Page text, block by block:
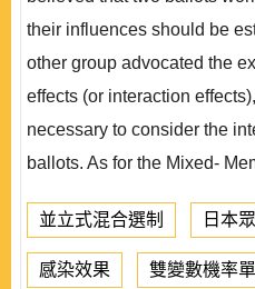
their influences should be
other group advocated the
effects (or interaction
necessary to consider the
ballots. As for the Mixed-
並立式混合選制 日本
感染效果 雙變數機率